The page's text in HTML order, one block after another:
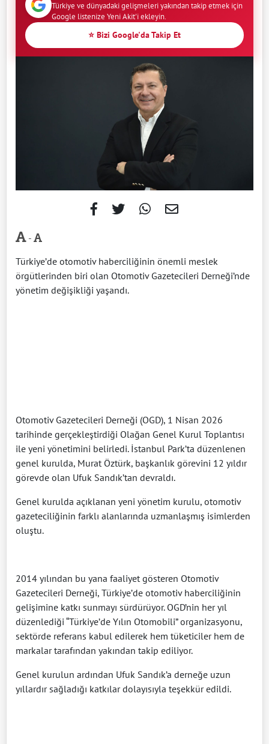
Türkiye ve dünyadaki gelişmeleri yakından takip etmek için
Google listenize Yeni Akit'i ekleyin.
⭐ Bizi Google'da Takip Et
-
Türkiye’de otomotiv haberciliğinin önemli meslek
örgütlerinden biri olan Otomotiv Gazetecileri Derneği’nde
yönetim değişikliği yaşandı.
Otomotiv Gazetecileri Derneği (OGD), 1 Nisan 2026
tarihinde gerçekleştirdiği Olağan Genel Kurul Toplantısı
ile yeni yönetimini belirledi. İstanbul Park’ta düzenlenen
genel kurulda, Murat Öztürk, başkanlık görevini 12 yıldır
görevde olan Ufuk Sandık’tan devraldı.
Genel kurulda açıklanan yeni yönetim kurulu, otomotiv
gazeteciliğinin farklı alanlarında uzmanlaşmış isimlerden
oluştu.
2014 yılından bu yana faaliyet gösteren Otomotiv
Gazetecileri Derneği, Türkiye’de otomotiv haberciliğinin
gelişimine katkı sunmayı sürdürüyor. OGD’nin her yıl
düzenlediği “Türkiye’de Yılın Otomobili” organizasyonu,
sektörde referans kabul edilerek hem tüketiciler hem de
markalar tarafından yakından takip ediliyor.
Genel kurulun ardından Ufuk Sandık’a derneğe uzun
yıllardır sağladığı katkılar dolayısıyla teşekkür edildi.